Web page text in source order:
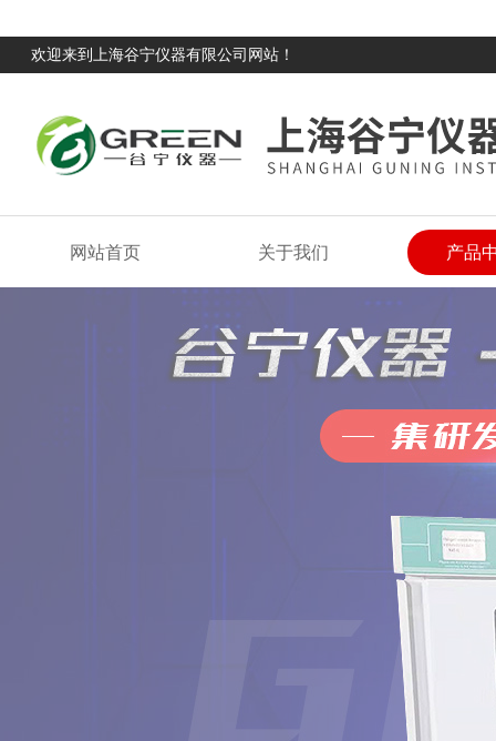
欢迎来到上海谷宁仪器有限公司网站！
网站首页 关于我们 产品